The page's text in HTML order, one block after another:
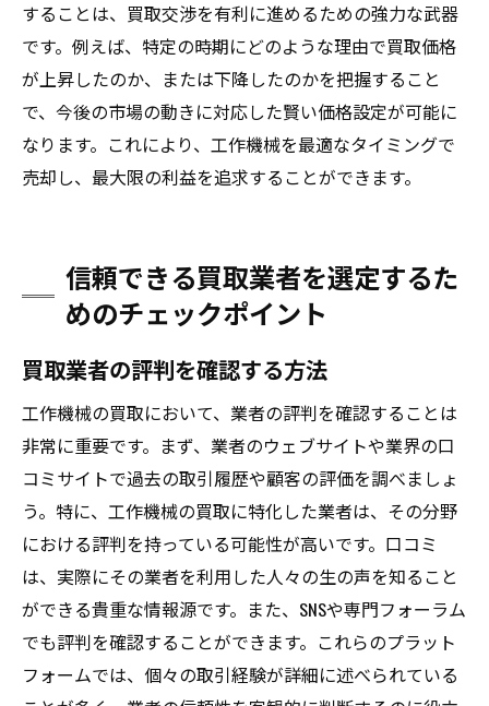
することは、買取交渉を有利に進めるための強力な武器
です。例えば、特定の時期にどのような理由で買取価格
が上昇したのか、または下降したのかを把握すること
で、今後の市場の動きに対応した賢い価格設定が可能に
なります。これにより、工作機械を最適なタイミングで
売却し、最大限の利益を追求することができます。
信頼できる買取業者を選定するた
めのチェックポイント
買取業者の評判を確認する方法
工作機械の買取において、業者の評判を確認することは
非常に重要です。まず、業者のウェブサイトや業界の口
コミサイトで過去の取引履歴や顧客の評価を調べましょ
う。特に、工作機械の買取に特化した業者は、その分野
における評判を持っている可能性が高いです。口コミ
は、実際にその業者を利用した人々の生の声を知ること
ができる貴重な情報源です。また、SNSや専門フォーラム
でも評判を確認することができます。これらのプラット
フォームでは、個々の取引経験が詳細に述べられている